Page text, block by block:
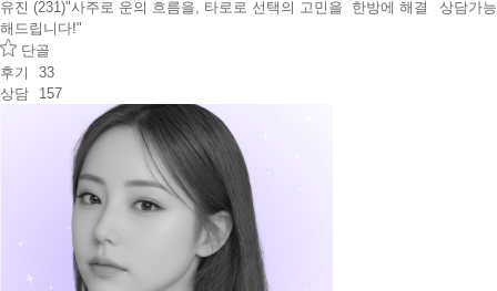
유진 (231)
상담가능
"사주로 운의 흐름을, 타로로 선택의 고민을 한방에 해결
해드립니다!"
단골
후기
33
상담
157